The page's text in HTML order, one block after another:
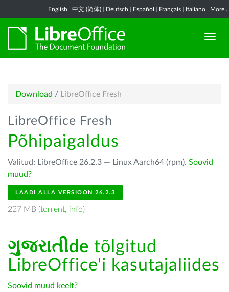
English 中文 (简体) Deutsch Español Français Italiano More...
Download / LibreOffice Fresh
LibreOffice Fresh
Põhipaigaldus
Valitud: LibreOffice 26.2.3 — Linux Aarch64 (rpm). Soovid
muud?
LAADI ALLA VERSIOON 26.2.3
227 MB (torrent, info)
ગુજરાતીde tõlgitud
LibreOffice'i kasutajaliides
Soovid muud keelt?